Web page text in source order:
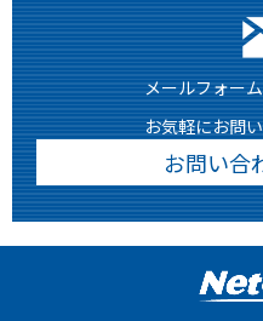
メールフォー
お気軽にお問
お問い合